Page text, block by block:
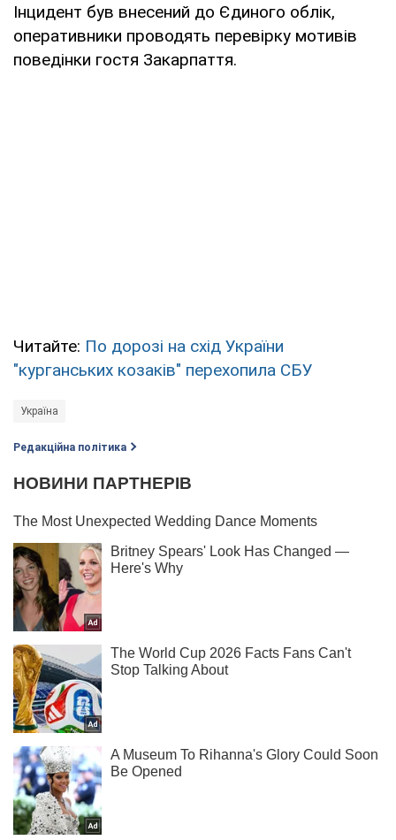
Інцидент був внесений до Єдиного облік,
оперативники проводять перевірку мотивів
поведінки гостя Закарпаття.
Читайте: По дорозі на схід України
"курганських козаків" перехопила СБУ
Україна
Редакційна політика